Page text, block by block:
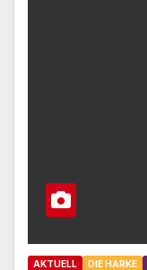
AKTUELL DIE HARKE